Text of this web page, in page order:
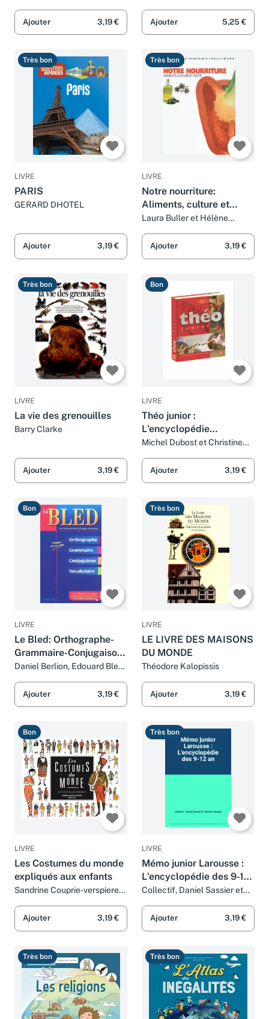
Ajouter 3,19 €
Marcoux
Ajouter 5,25 €
Très bon
LIVRE
PARIS
GERARD DHOTEL
Ajouter 3,19 €
Très bon
LIVRE
Notre nourriture:
Aliments, culture et
santé
Laura Buller et Hélène
Ajouter 3,19 €
Très bon
LIVRE
La vie des grenouilles
Barry Clarke
Ajouter 3,19 €
Bon
LIVRE
Théo junior :
L'encyclopédie
catholique pour les
Michel Dubost et Christine
Ajouter 3,19 €
Bon
LIVRE
Le Bled: Orthographe-
Grammaire-Conjugaison-
Vocabulaire
Daniel Berlion, Edouard Bled
Ajouter 3,19 €
Très bon
LIVRE
LE LIVRE DES MAISONS
DU MONDE
Théodore Kalopissis
Ajouter 3,19 €
Bon
LIVRE
Les Costumes du monde
expliqués aux enfants
Sandrine Couprie-verspieren
Ajouter 3,19 €
Très bon
LIVRE
Mémo junior Larousse :
L'encyclopédie des 9-12
an
Collectif, Daniel Sassier et
Ajouter 3,19 €
Très bon Très bon